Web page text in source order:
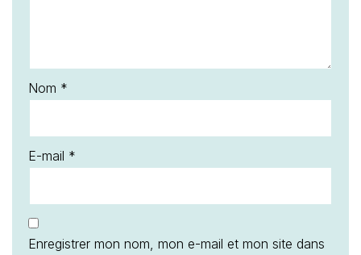
Nom *
E-mail *
Enregistrer mon nom, mon e-mail et mon site dans